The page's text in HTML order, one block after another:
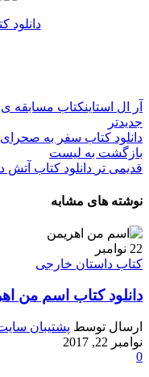
دانلود
آر ال استاینکتاب مسابقه ی
جدیدتر
دانلود کتاب سفر به صحرای
بازگشت به لیست
قدیمی تر دانلود کتاب
نوشته های مشابه
22 نوامبر
کتاب داستان خارجی
دانلود کتاب اسم من
ارسال توسط پشتیبان
نوامبر 22, 2017
0